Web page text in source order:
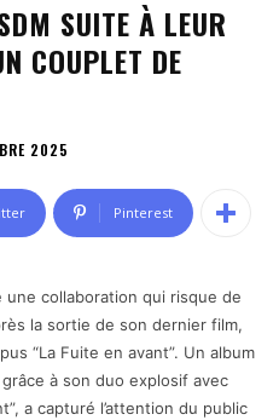
SUITE À LEUR
COUPLET DE
2025
Pinterest
collaboration qui risque de
la sortie de son dernier film,
“La Fuite en avant”. Un album
à son duo explosif avec
a capturé l’attention du public